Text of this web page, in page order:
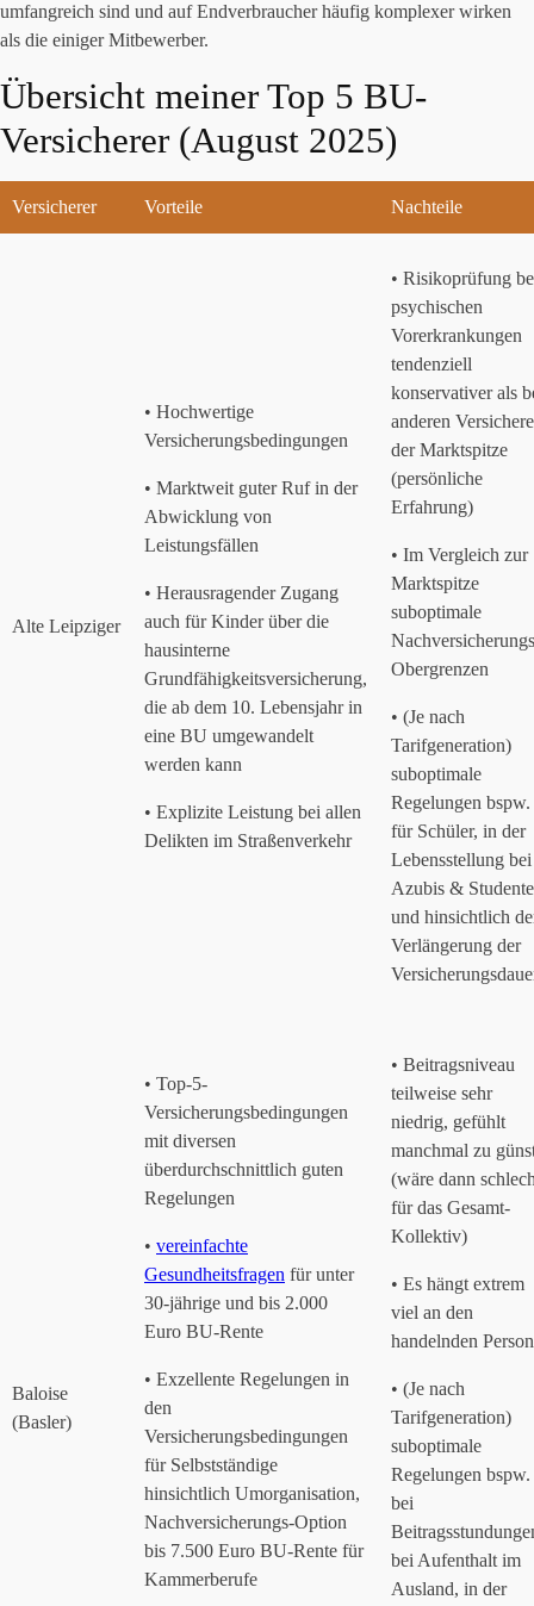
umfangreich sind und auf Endverbraucher häufig komplexer wirken
als die einiger Mitbewerber.
Übersicht meiner Top 5 BU-
Versicherer (August 2025)
Versicherer Vorteile Nachteile
Alte Leipziger
• Hochwertige
Versicherungsbedingungen
• Marktweit guter Ruf in der
Abwicklung von
Leistungsfällen
• Herausragender Zugang
auch für Kinder über die
hausinterne
Grundfähigkeitsversicherung,
die ab dem 10. Lebensjahr in
eine BU umgewandelt
werden kann
• Explizite Leistung bei allen
Delikten im Straßenverkehr
• Risikoprüfung
psychischen
Vorerkrankungen
tendenziell
konservativer als
anderen
der Marktspitze
(persönliche
Erfahrung)
• Im Vergleich zur
Marktspitze
suboptimale
Obergrenzen
• (Je nach
Tarifgeneration)
suboptimale
Regelungen bspw.
für Schüler, in der
Lebensstellung bei
Azubis &
und hinsichtlich
Verlängerung der
Baloise
(Basler)
• Top-5-
Versicherungsbedingungen
mit diversen
überdurchschnittlich guten
Regelungen
• vereinfachte
Gesundheitsfragen für unter
30-jährige und bis 2.000
Euro BU-Rente
• Exzellente Regelungen in
den
Versicherungsbedingungen
für Selbstständige
hinsichtlich Umorganisation,
Nachversicherungs-Option
bis 7.500 Euro BU-Rente für
Kammerberufe
• Beitragsniveau
teilweise sehr
niedrig, gefühlt
manchmal zu
(wäre dann
für das Gesamt-
Kollektiv)
• Es hängt extrem
viel an den
handelnden
• (Je nach
Tarifgeneration)
suboptimale
Regelungen bspw.
bei
bei Aufenthalt im
Ausland, in der